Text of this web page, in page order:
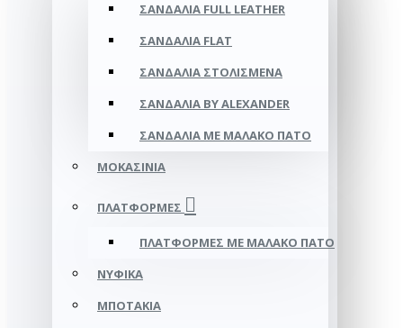
ΣΑΝΔΆΛΙΑ FULL LEATHER
ΣΑΝΔΆΛΙΑ FLAT
ΣΑΝΔΆΛΙΑ ΣΤΟΛΙΣΜΈΝΑ
ΣΑΝΔΆΛΙΑ BY ALEXANDER
ΣΑΝΔΆΛΙΑ ΜΕ ΜΑΛΑΚΌ ΠΆΤΟ
ΜΟΚΑΣΊΝΙΑ
ΠΛΑΤΦΌΡΜΕΣ
ΠΛΑΤΦΟΡΜΕΣ ΜΕ ΜΑΛΑΚΟ ΠΑΤΟ
ΝΥΦΙΚΆ
ΜΠΟΤΆΚΙΑ